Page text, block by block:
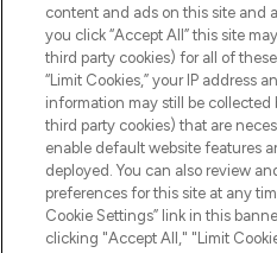
HILFE &
ÜBER
content and ads on this site and
you click “Accept All” this site
third party cookies) for all of
“Limit Cookies,” your IP address
information may still be
third party cookies) that are
enable default website features
deployed. You can also review
preferences for this site at any
Cookie Settings” link in this
clicking "Accept All," "Limit